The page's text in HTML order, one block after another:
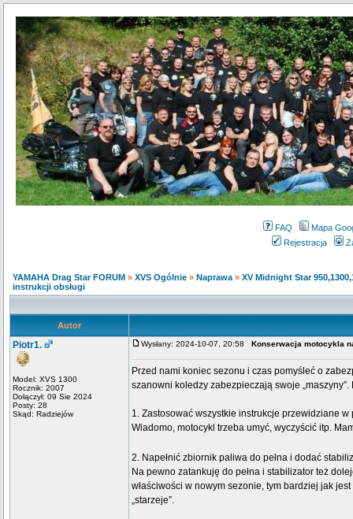
FAQ
Mapa
Rejestracja
YAMAHA Drag Star FORUM » XVS Ogólnie » Naprawa » XV Midnight Star
instrukcji obsługi
Autor
Piotr1.
Model: XVS 1300
Rocznik: 2007
Dołączył: 09 Sie 2024
Posty: 28
Skąd: Radziejów
Wysłany: 2024-10-07, 20:58 Konserwacja motocykla
Przed nami koniec sezonu i czas pomyśleć o
szanowni koledzy zabezpieczają swoje
1. Zastosować wszystkie instrukcje przewidziane
Wiadomo, motocykl trzeba umyć, wyczyścić itp.
2. Napełnić zbiornik paliwa do pełna i dodać
Na pewno zatankuję do pełna i stabilizator też
właściwości w nowym sezonie, tym bardziej jak
„starzeje”.